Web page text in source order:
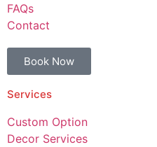
FAQs
Contact
Book Now
Services
Custom Option
Decor Services